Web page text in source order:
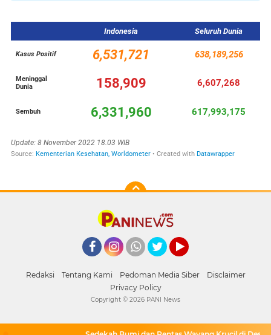
Redaksi Tentang Kami Pedoman Media Siber
Disclaimer
Privacy Policy
Copyright © 2026 PANI News